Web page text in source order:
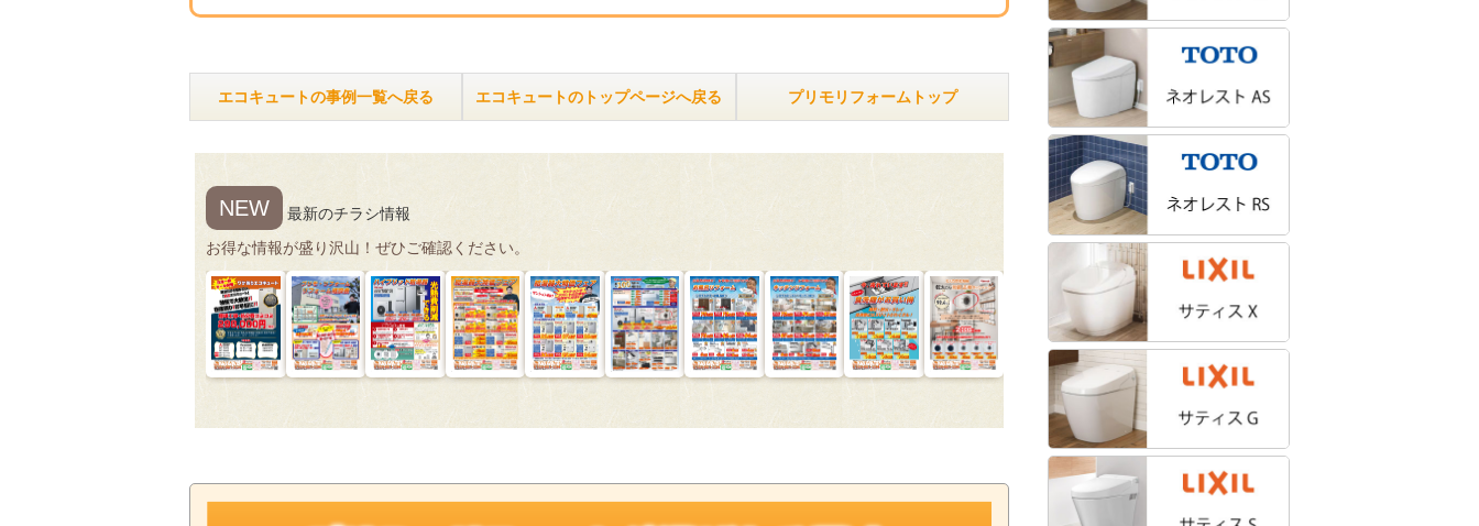
エコキュートの事例一覧へ戻る エコキュートのトップページへ戻る プリモリフォームトップ
NEW
最新のチラシ情報
お得な情報が盛り沢山！ぜひご確認ください。